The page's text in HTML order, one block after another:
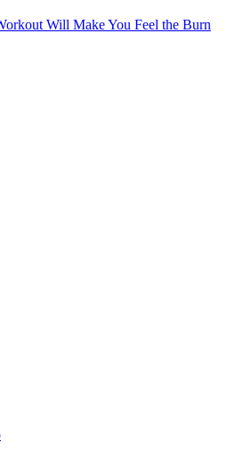
Will Make You Feel the Burn